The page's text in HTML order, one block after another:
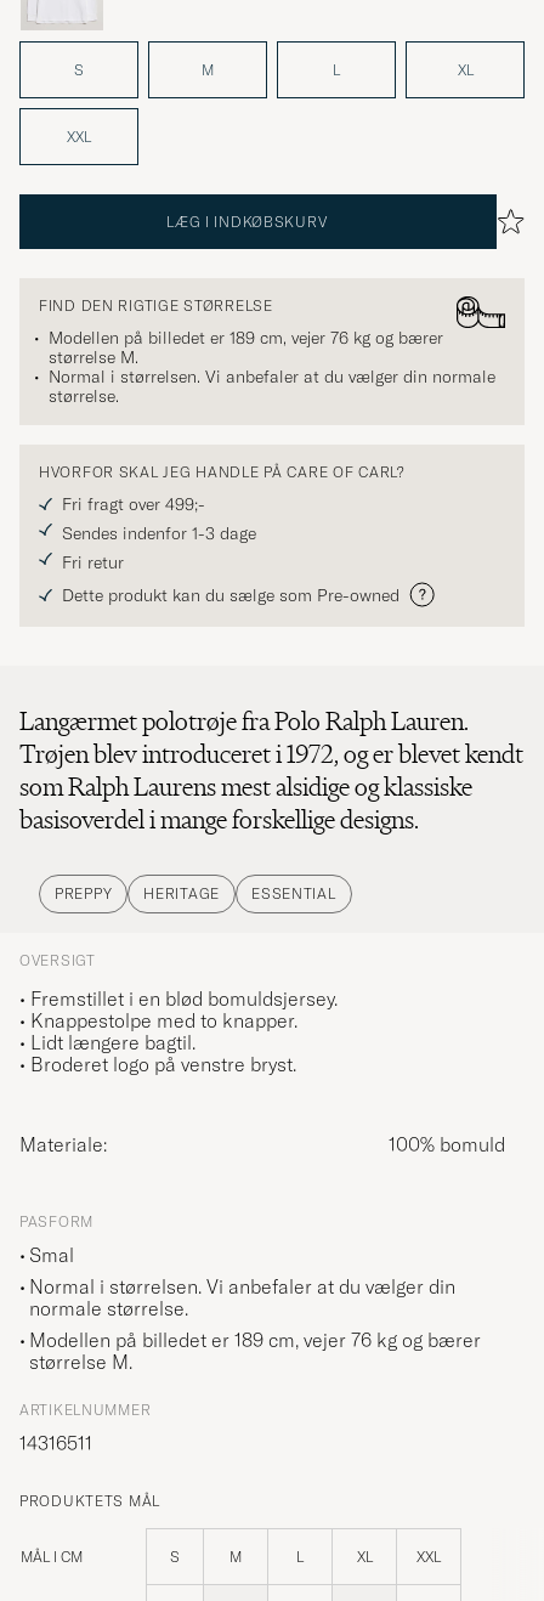
S M L XL
XXL
LÆG I INDKØBSKURV
FIND DEN RIGTIGE STØRRELSE
Modellen på billedet er 189 cm, vejer 76 kg og bærer
størrelse M.
Normal i størrelsen. Vi anbefaler at du vælger din normale
størrelse.
HVORFOR SKAL JEG HANDLE PÅ CARE OF CARL?
Fri fragt over 499;-
Sendes indenfor 1-3 dage
Fri retur
Dette produkt kan du sælge som Pre-owned
Langærmet polotrøje fra Polo Ralph Lauren.
Trøjen blev introduceret i 1972, og er blevet kendt
som Ralph Laurens mest alsidige og klassiske
basisoverdel i mange forskellige designs.
PREPPY HERITAGE ESSENTIAL
OVERSIGT
• Fremstillet i en blød bomuldsjersey.
• Knappestolpe med to knapper.
• Lidt længere bagtil.
• Broderet logo på venstre bryst.
Materiale: 100% bomuld
PASFORM
Smal
Normal i størrelsen. Vi anbefaler at du vælger din
normale størrelse.
Modellen på billedet er 189 cm, vejer 76 kg og bærer
størrelse M.
ARTIKELNUMMER
14316511
PRODUKTETS MÅL
MÅL I CM S M L XL XXL